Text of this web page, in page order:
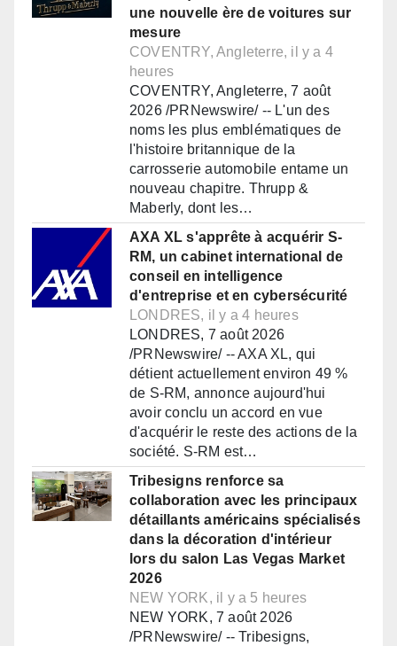
une nouvelle ère de voitures sur
mesure
COVENTRY, Angleterre, il y a 4
heures
COVENTRY, Angleterre, 7 août
2026 /PRNewswire/ -- L'un des
noms les plus emblématiques de
l'histoire britannique de la
carrosserie automobile entame un
nouveau chapitre. Thrupp &
Maberly, dont les…
AXA XL s'apprête à acquérir S-
RM, un cabinet international de
conseil en intelligence
d'entreprise et en cybersécurité
LONDRES, il y a 4 heures
LONDRES, 7 août 2026
/PRNewswire/ -- AXA XL, qui
détient actuellement environ 49 %
de S-RM, annonce aujourd'hui
avoir conclu un accord en vue
d'acquérir le reste des actions de la
société. S-RM est…
Tribesigns renforce sa
collaboration avec les principaux
détaillants américains spécialisés
dans la décoration d'intérieur
lors du salon Las Vegas Market
2026
NEW YORK, il y a 5 heures
NEW YORK, 7 août 2026
/PRNewswire/ -- Tribesigns,